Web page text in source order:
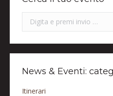
Search:
News & Eventi:
Itinerari